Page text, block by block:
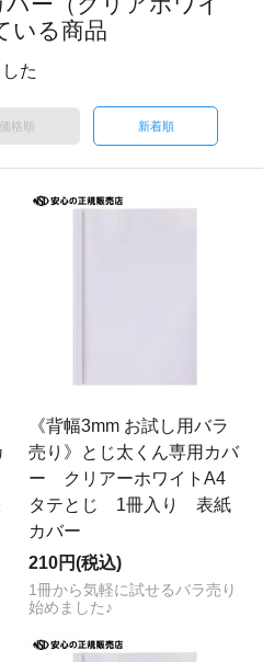
いる商品
た
価格順 新着順
《背幅3mm お試し用バラ
売り》とじ太くん専用カバ
ー クリアーホワイトA4
タテとじ 1冊入り 表紙
カバー
210円(税込)
1冊から気軽に試せるバラ売り
始めました♪